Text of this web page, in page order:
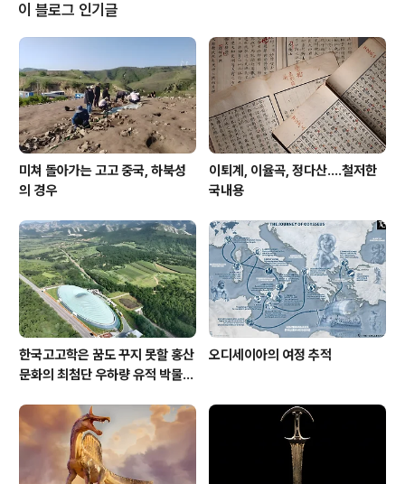
이 블로그 인기글
미쳐 돌아가는 고고 중국, 하북성
의 경우
이퇴계, 이율곡, 정다산....철저한
국내용
한국고고학은 꿈도 꾸지 못할 홍산
문화의 최첨단 우하량 유적 박물관
오디세이아의 여정 추적